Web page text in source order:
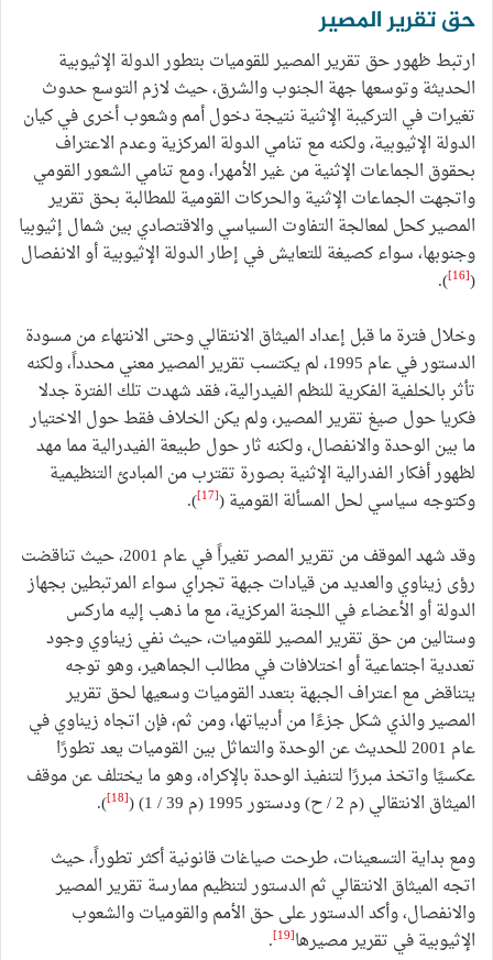
حق تقرير المصير
ارتبط ظهور حق تقرير المصير للقوميات بتطور الدولة الإثيوبية
الحديثة وتوسعها جهة الجنوب والشرق، حيث لازم التوسع حدوث
تغيرات في التركيبة الإثنية نتيجة دخول أمم وشعوب أخرى في كيان
الدولة الإثيوبية، ولكنه مع تنامي الدولة المركزية وعدم الاعتراف
بحقوق الجماعات الإثنية من غير الأمهرا، ومع تنامي الشعور القومي
واتجهت الجماعات الإثنية والحركات القومية للمطالبة بحق تقرير
المصير كحل لمعالجة التفاوت السياسي والاقتصادي بين شمال إثيوبيا
وجنوبها، سواء كصيغة للتعايش في إطار الدولة الإثيوبية أو الانفصال
(
[16]
).
وخلال فترة ما قبل إعداد الميثاق الانتقالي وحتى الانتهاء من مسودة
الدستور في عام 1995، لم يكتسب تقرير المصير معني محدداً، ولكنه
تأثر بالخلفية الفكرية للنظم الفيدرالية، فقد شهدت تلك الفترة جدلا
فكريا حول صيغ تقرير المصير، ولم يكن الخلاف فقط حول الاختيار
ما بين الوحدة والانفصال، ولكنه ثار حول طبيعة الفيدرالية مما مهد
لظهور أفكار الفدرالية الإثنية بصورة تقترب من المبادئ التنظيمية
وكتوجه سياسي لحل المسألة القومية ([17]
).
وقد شهد الموقف من تقرير المصر تغيراً في عام 2001، حيث تناقضت
رؤى زيناوي والعديد من قيادات جبهة تجراي سواء المرتبطين بجهاز
الدولة أو الأعضاء في اللجنة المركزية، مع ما ذهب إليه ماركس
وستالين من حق تقرير المصير للقوميات، حيث نفي زيناوي وجود
تعددية اجتماعية أو اختلافات في مطالب الجماهير، وهو توجه
يتناقض مع اعتراف الجبهة بتعدد القوميات وسعيها لحق تقرير
المصير والذي شكل جزءًا من أدبياتها، ومن ثم، فإن اتجاه زيناوي في
عام 2001 للحديث عن الوحدة والتماثل بين القوميات يعد تطورًا
عكسيًا واتخذ مبررًا لتنفيذ الوحدة بالإكراه، وهو ما يختلف عن موقف
الميثاق الانتقالي (م 2 / ح) ودستور 1995 (م 39 / 1) (
[18]
).
ومع بداية التسعينات، طرحت صياغات قانونية أكثر تطوراً، حيث
اتجه الميثاق الانتقالي ثم الدستور لتنظيم ممارسة تقرير المصير
والانفصال، وأكد الدستور على حق الأمم والقوميات والشعوب
الإثيوبية في تقرير مصيرها[19]
.